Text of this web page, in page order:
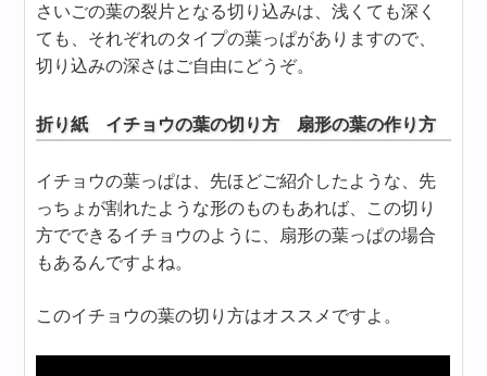
さいごの葉の裂片となる切り込みは、浅くても深く
ても、それぞれのタイプの葉っぱがありますので、
切り込みの深さはご自由にどうぞ。
折り紙 イチョウの葉の切り方 扇形の葉の作り方
イチョウの葉っぱは、先ほどご紹介したような、先
っちょが割れたような形のものもあれば、この切り
方でできるイチョウのように、扇形の葉っぱの場合
もあるんですよね。
このイチョウの葉の切り方はオススメですよ。